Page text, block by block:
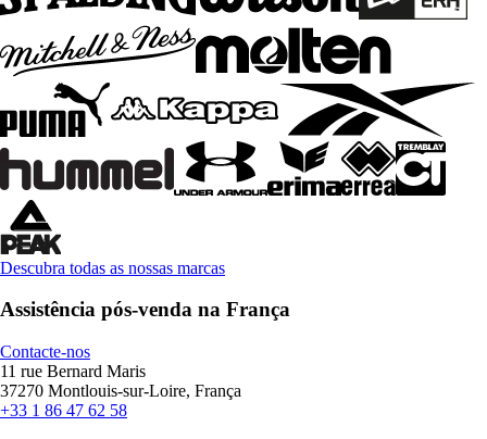
Descubra todas as nossas marcas
Assistência pós-venda na França
Contacte-nos
11 rue Bernard Maris
37270 Montlouis-sur-Loire, França
+33 1 86 47 62 58